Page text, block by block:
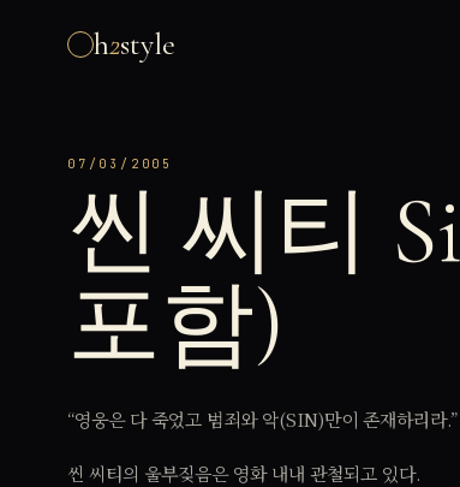
h2style
07/03/2005
씬 씨티
포함)
“영웅은 다 죽었고 범죄와 악(SIN)만이 존재하리라.”
씬 씨티의 울부짖음은 영화 내내 관철되고 있다.